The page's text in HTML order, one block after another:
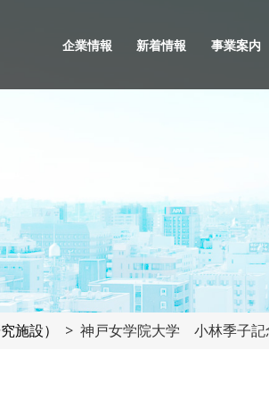
企業情報 新着情報 事業案内
施設） 神戸女学院大学 小林季子記